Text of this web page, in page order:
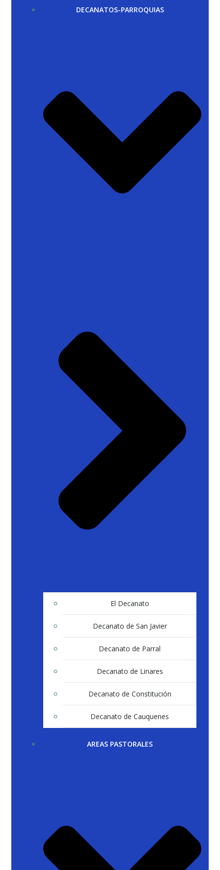
DECANATOS-PARROQUIAS
El Decanato
Decanato de San Javier
Decanato de Parral
Decanato de Linares
Decanato de Constitución
Decanato de Cauquenes
AREAS PASTORALES